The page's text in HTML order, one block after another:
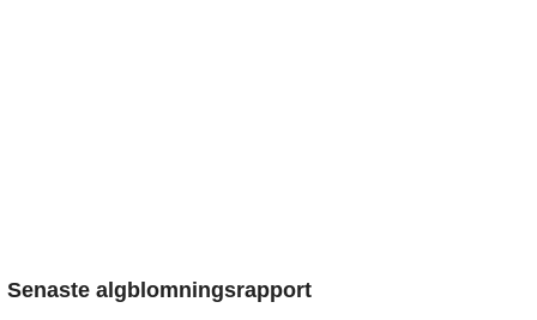
Senaste algblomningsrapport